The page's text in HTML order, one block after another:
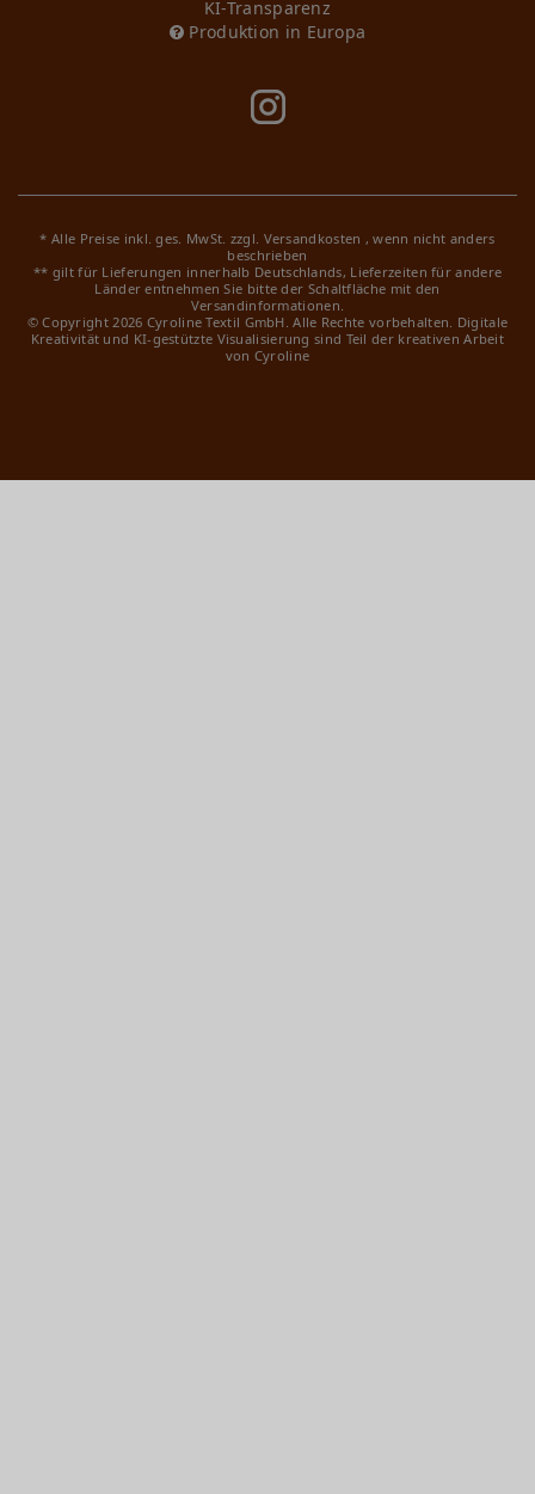
KI-Transparenz
Produktion in Europa
* Alle Preise inkl. ges. MwSt. zzgl. Versandkosten , wenn nicht anders
beschrieben
** gilt für Lieferungen innerhalb Deutschlands, Lieferzeiten für andere
Länder entnehmen Sie bitte der Schaltfläche mit den
Versandinformationen.
© Copyright 2026 Cyroline Textil GmbH. Alle Rechte vorbehalten. Digitale
Kreativität und KI-gestützte Visualisierung sind Teil der kreativen Arbeit
von Cyroline